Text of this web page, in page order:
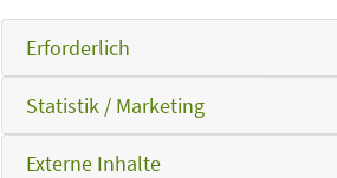
Erforderlich
Statistik / Marketing
Externe Inhalte